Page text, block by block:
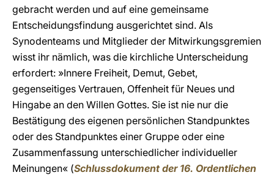
gebracht werden und auf eine gemeinsame
Entscheidungsfindung ausgerichtet sind. Als
Synodenteams und Mitglieder der Mitwirkungsgremien
wisst ihr nämlich, was die kirchliche Unterscheidung
erfordert: »Innere Freiheit, Demut, Gebet,
gegenseitiges Vertrauen, Offenheit für Neues und
Hingabe an den Willen Gottes. Sie ist nie nur die
Bestätigung des eigenen persönlichen Standpunktes
oder des Standpunktes einer Gruppe oder eine
Zusammenfassung unterschiedlicher individueller
Meinungen« (Schlussdokument der 16. Ordentlichen